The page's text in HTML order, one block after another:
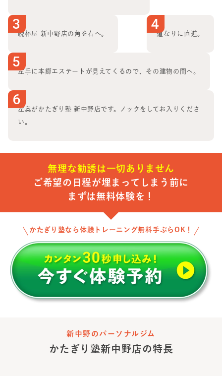
3
晩杯屋 新中野店の角を右へ。
4
道なりに直進。
5
左手に本郷エステートが見えてくるので、その建物の間へ。
6
左奥がかたぎり塾 新中野店です。ノックをしてお入りくださ
い。
無理な勧誘は一切ありません
ご希望の日程が埋まってしまう前に
まずは無料体験を！
かたぎり塾なら体験トレーニング無料手ぶらOK！
新中野のパーソナルジム
かたぎり塾新中野店 の特長